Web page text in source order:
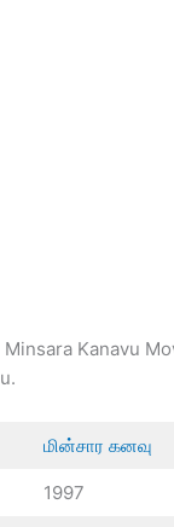
Kanavu
மின்சார கனவு
1997